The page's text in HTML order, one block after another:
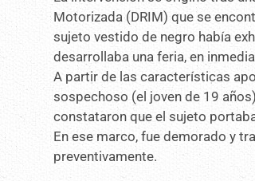
Motorizada (DRIM) que se
sujeto vestido de negro había
desarrollaba una feria, en
A partir de las características
sospechoso (el joven de 19
constataron que el sujeto
En ese marco, fue demorado y
preventivamente.